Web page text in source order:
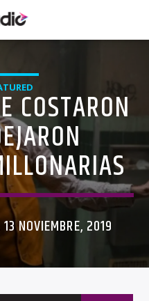
COSTARON
13 NOVIEMBRE, 2019